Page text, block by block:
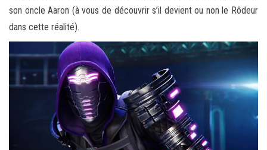
son oncle Aaron (à vous de découvrir s’il devient ou non le Rôdeur
dans cette réalité).